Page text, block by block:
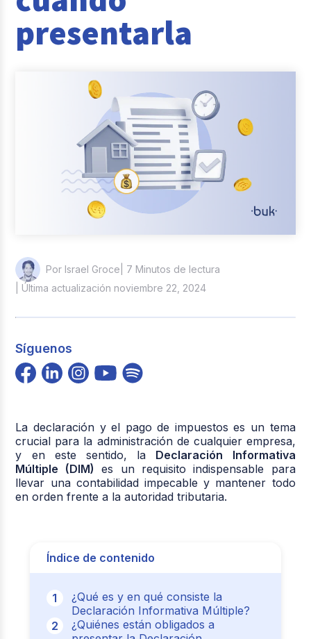
Actualidad laboral
presentarla
Por Israel Groce | 7 Minutos de lectura
| Última actualización noviembre 22, 2024
Síguenos
La declaración y el pago de impuestos es un tema
crucial para la administración de cualquier empresa,
y en este sentido, la Declaración Informativa
Múltiple (DIM) es un requisito indispensable para
llevar una contabilidad impecable y mantener todo
en orden frente a la autoridad tributaria.
Índice de contenido
¿Qué es y en qué consiste la
Declaración Informativa Múltiple?
¿Quiénes están obligados a